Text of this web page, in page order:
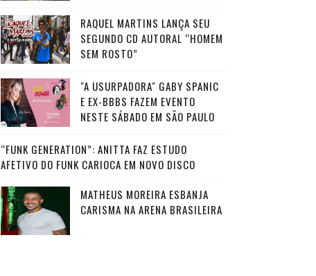
RAQUEL MARTINS LANÇA SEU
SEGUNDO CD AUTORAL “HOMEM
SEM ROSTO”
"A USURPADORA" GABY SPANIC
E EX-BBBS FAZEM EVENTO
NESTE SÁBADO EM SÃO PAULO
“FUNK GENERATION”: ANITTA FAZ ESTUDO
AFETIVO DO FUNK CARIOCA EM NOVO DISCO
MATHEUS MOREIRA ESBANJA
CARISMA NA ARENA BRASILEIRA